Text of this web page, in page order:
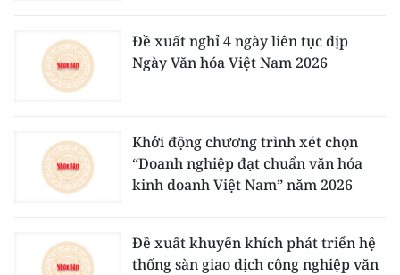
Đề xuất nghỉ 4 ngày liên tục dịp
Ngày Văn hóa Việt Nam 2026
Khởi động chương trình xét chọn
“Doanh nghiệp đạt chuẩn văn hóa
kinh doanh Việt Nam” năm 2026
Đề xuất khuyến khích phát triển hệ
thống sàn giao dịch công nghiệp văn